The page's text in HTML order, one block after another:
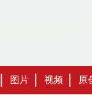
图片 视频 原